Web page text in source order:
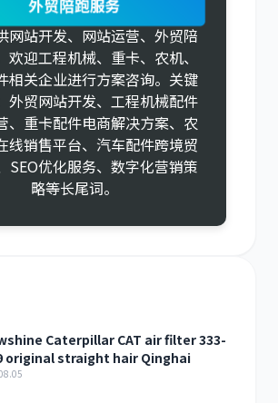
外贸陪跑服务
网站开发、网站运营、外贸陪
欢迎工程机械、重卡、农机、
相关企业进行方案咨询。关键
外贸网站开发、工程机械配件
、重卡配件电商解决方案、农
线销售平台、汽车配件跨境贸
SEO优化服务、数字化营销策
略等长尾词。
Caterpillar CAT air filter 333-
original straight hair Qinghai